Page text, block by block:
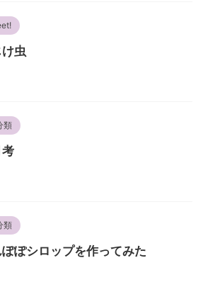
虫
類
類
ぽシロップを作ってみた